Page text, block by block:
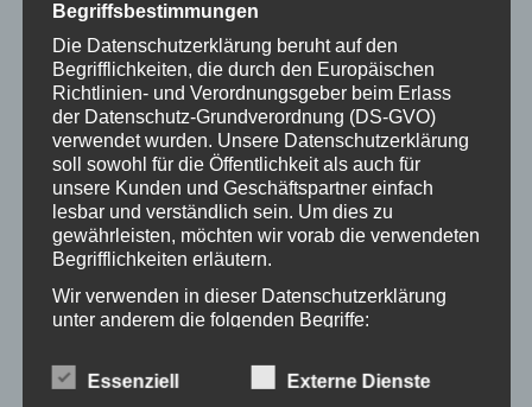
Rixant Hunderollstuhl
Begriffsbestimmungen
Die Datenschutzerklärung beruht auf den
Begrifflichkeiten, die durch den Europäischen
Richtlinien- und Verordnungsgeber beim Erlass
der Datenschutz-Grundverordnung (DS-GVO)
verwendet wurden. Unsere Datenschutzerklärung
soll sowohl für die Öffentlichkeit als auch für
unsere Kunden und Geschäftspartner einfach
lesbar und verständlich sein. Um dies zu
gewährleisten, möchten wir vorab die verwendeten
Begrifflichkeiten erläutern.
Wir verwenden in dieser Datenschutzerklärung
unter anderem die folgenden Begriffe:
Personenbezogene Daten sind alle
Essenziell Externe Dienste